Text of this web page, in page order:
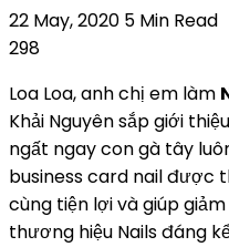
22 May, 2020 5 Min Read
298
Loa Loa, anh chị em làm
Khải Nguyên sắp giới
ngất ngay con gà tây
business card nail được
cùng tiện lợi và giúp
thương hiệu Nails đáng